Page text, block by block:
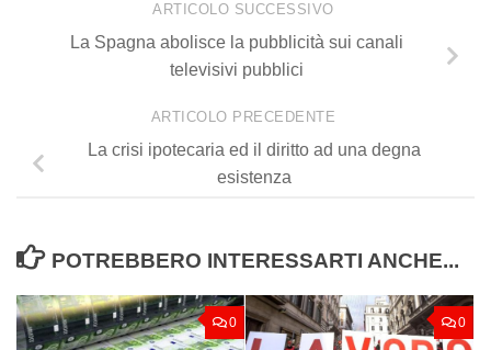
ARTICOLO SUCCESSIVO
La Spagna abolisce la pubblicità sui canali
televisivi pubblici
ARTICOLO PRECEDENTE
La crisi ipotecaria ed il diritto ad una degna
esistenza
POTREBBERO INTERESSARTI ANCHE...
0 0